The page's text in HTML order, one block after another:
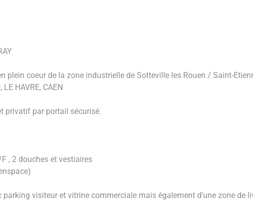
coeur de la zone industrielle de Sotteville les Rouen / Saint-
HAVRE, CAEN
privatif par portail sécurisé.
, 2 douches et vestiaires
visiteur et vitrine commerciale mais également d'une zone de